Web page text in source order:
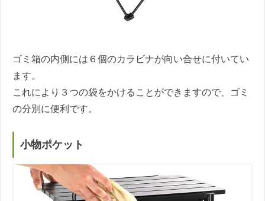
ゴミ箱の内側には６個のカラビナが向い合せに付いてい
ます。
これにより３つの袋をかけることができますので、ゴミ
の分別に便利です。
小物ポケット